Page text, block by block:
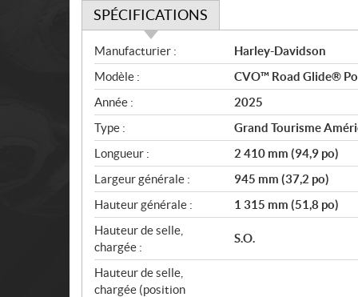
SPÉCIFICATIONS
S
p
é
c
i
f
i
c
a
t
i
o
n
s
Manufacturier :
Harley-Davidson
Modèle :
CVO™ Road Glide®
Année :
2025
Type :
Grand Tourisme
Longueur :
2 410 mm (94,9 po)
Largeur générale :
945 mm (37,2 po)
Hauteur générale :
1 315 mm (51,8 po)
Hauteur de selle,
chargée :
S.O.
Hauteur de selle,
chargée (position